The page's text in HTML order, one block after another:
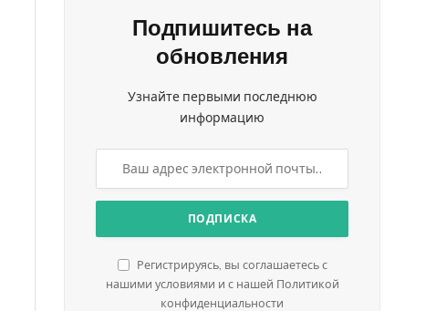
Подпишитесь на
обновления
Узнайте первыми последнюю
информацию
Регистрируясь, вы соглашаетесь с
нашими условиями и с нашей Политикой
конфиденциальности